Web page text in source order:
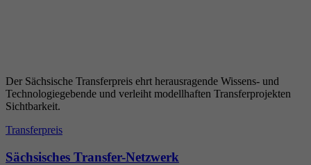
Der Sächsische Transferpreis ehrt herausragende Wissens- und
Technologiegebende und verleiht modellhaften Transferprojekten
Sichtbarkeit.
Transferpreis
Sächsisches Transfer-Netzwerk